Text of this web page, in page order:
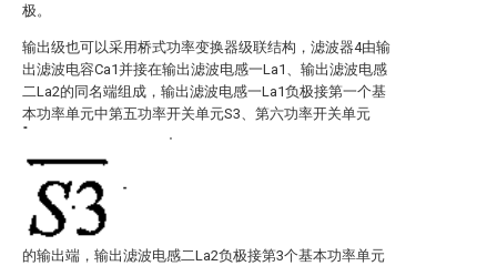
极。
输出级也可以采用桥式功率变换器级联结构，滤波器4由输
出滤波电容Ca1并接在输出滤波电感一La1、输出滤波电感
二La2的同名端组成，输出滤波电感一La1负极接第一个基
本功率单元中第五功率开关单元S3、第六功率开关单元
的输出端，输出滤波电感二La2负极接第3个基本功率单元